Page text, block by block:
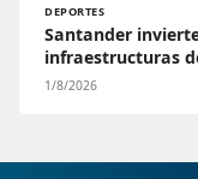
DEPORTES
Santander
infraestructuras
1/8/2026